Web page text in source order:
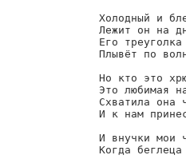
Холодный и
Лежит он на
        Его треуголка
Плывёт по
Но кто это
Это любимая
Схватила она
И к нам
И внучки мои
Когда беглеца